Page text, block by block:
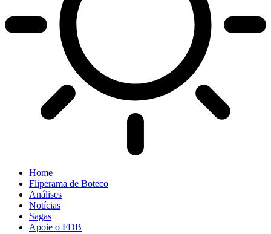
Home
Fliperama de Boteco
Análises
Notícias
Sagas
Apoie o FDB